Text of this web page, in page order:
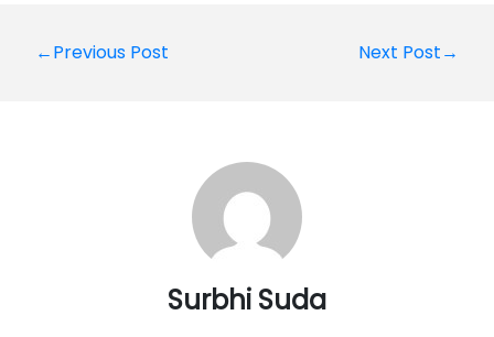
Post
←Previous Post Next Post→
Surbhi Suda